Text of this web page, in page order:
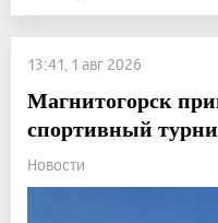
13:41, 1 авг 2026
Магнитогорск
спортивный
Новости